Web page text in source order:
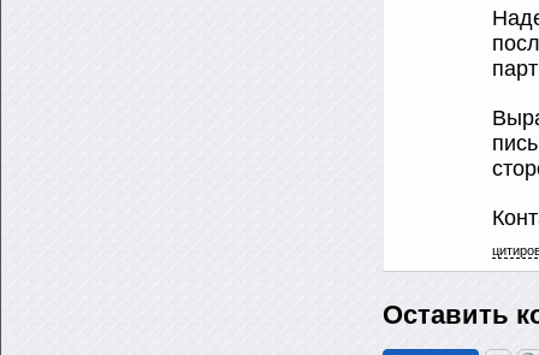
Оставить